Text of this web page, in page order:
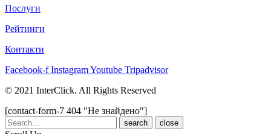
Послуги
Рейтинги
Контакти
Facebook-f InstagramYoutube Tripadvisor
© 2021 InterClick. All Rights Reserved
[contact-form-7 404 "Не знайдено"]
close